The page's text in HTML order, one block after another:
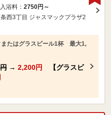
入浴料： 2750円～
西3丁目 ジャスマックプラザ2
またはグラスビール1杯 最大1,
→ 2,200円
【グラスビ